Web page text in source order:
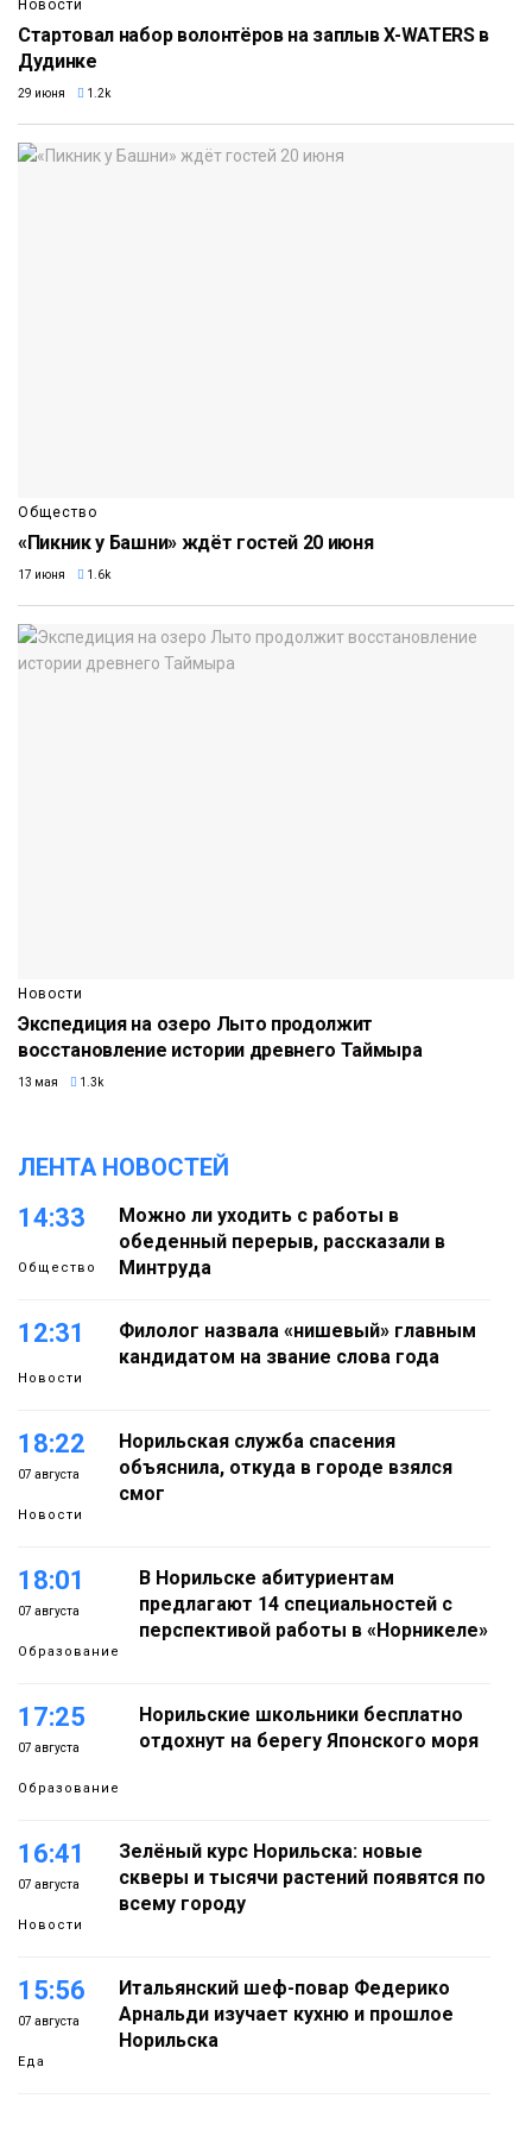
Новости
Стартовал набор волонтёров на заплыв X-WATERS в
Дудинке
29 июня 1.2k
Общество
«Пикник у Башни» ждёт гостей 20 июня
17 июня 1.6k
Новости
Экспедиция на озеро Лыто продолжит
восстановление истории древнего Таймыра
13 мая 1.3k
ЛЕНТА НОВОСТЕЙ
14:33
Общество
Можно ли уходить с работы в
обеденный перерыв, рассказали в
Минтруда
12:31
Новости
Филолог назвала «нишевый» главным
кандидатом на звание слова года
18:22
07 августа
Новости
Норильская служба спасения
объяснила, откуда в городе взялся
смог
18:01
07 августа
Образование
В Норильске абитуриентам
предлагают 14 специальностей с
перспективой работы в «Норникеле»
17:25
07 августа
Образование
Норильские школьники бесплатно
отдохнут на берегу Японского моря
16:41
07 августа
Новости
Зелёный курс Норильска: новые
скверы и тысячи растений появятся по
всему городу
15:56
07 августа
Еда
Итальянский шеф-повар Федерико
Арнальди изучает кухню и прошлое
Норильска